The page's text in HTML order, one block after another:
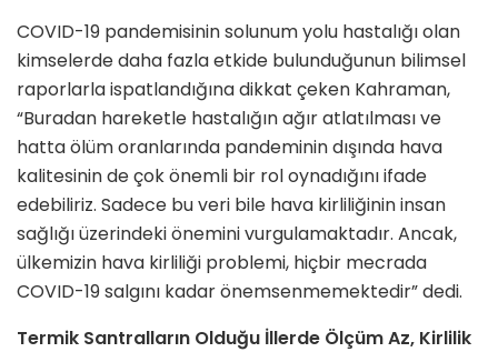
COVID-19 pandemisinin solunum yolu hastalığı olan
kimselerde daha fazla etkide bulunduğunun bilimsel
raporlarla ispatlandığına dikkat çeken Kahraman,
“Buradan hareketle hastalığın ağır atlatılması ve
hatta ölüm oranlarında pandeminin dışında hava
kalitesinin de çok önemli bir rol oynadığını ifade
edebiliriz. Sadece bu veri bile hava kirliliğinin insan
sağlığı üzerindeki önemini vurgulamaktadır. Ancak,
ülkemizin hava kirliliği problemi, hiçbir mecrada
COVID-19 salgını kadar önemsenmemektedir” dedi.
Termik Santralların Olduğu İllerde Ölçüm Az, Kirlilik